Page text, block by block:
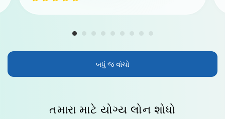
બધું જ વાંચો
તમારા માટે યોગ્ય લોન શોધો